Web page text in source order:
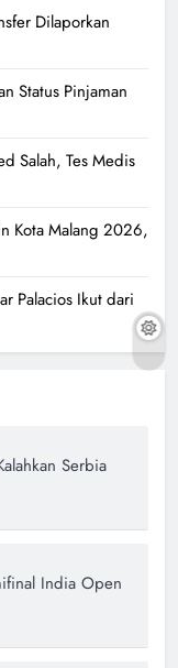
Dilaporkan
Status Pinjaman
Salah, Tes Medis
Kota Malang 2026,
Palacios Ikut dari
Serbia
India Open